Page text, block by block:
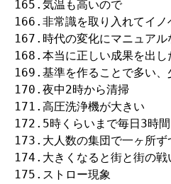
165.気温も高いので
166.非常識を取り入れてイノ
167.時代の変化にマニュアル
168.本当に正しい成果を出し
169.基準を作ることで多い、
170.夜中2時から清掃
171.高圧洗浄機が大きい
172.5時くらいまで毎日3時間
173.大人数の集団で一ヶ所ず
174.大きくなると街と街の戦
175.ストロー現象